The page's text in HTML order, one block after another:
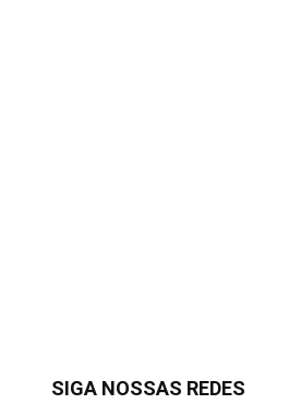
SIGA NOSSAS REDES